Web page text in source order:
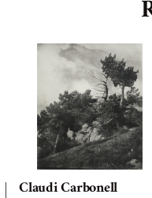
Claudi Carbonell